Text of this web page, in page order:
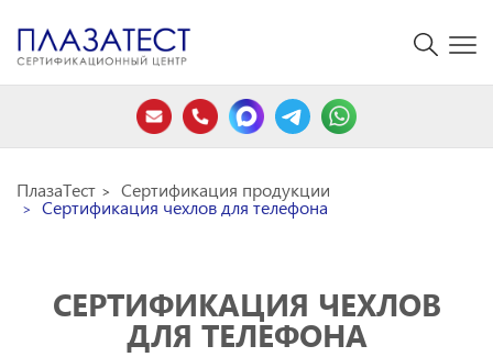
ПлазаТест Сертификация продукции
Сертификация чехлов для телефона
СЕРТИФИКАЦИЯ ЧЕХЛОВ
ДЛЯ ТЕЛЕФОНА